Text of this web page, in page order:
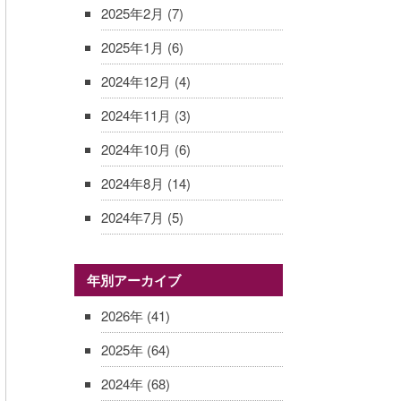
2025年2月 (7)
2025年1月 (6)
2024年12月 (4)
2024年11月 (3)
2024年10月 (6)
2024年8月 (14)
2024年7月 (5)
年別アーカイブ
2026年(41)
2025年(64)
2024年(68)